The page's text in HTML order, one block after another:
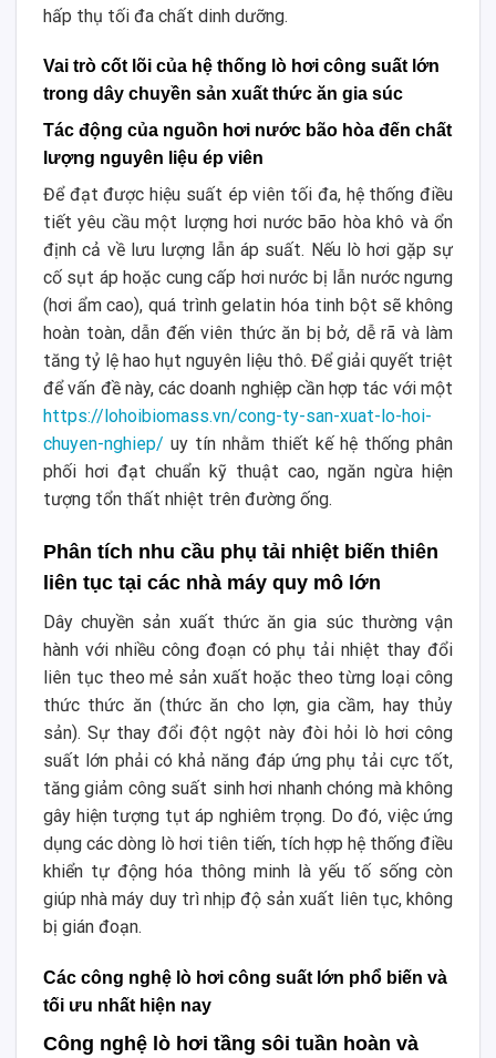
hấp thụ tối đa chất dinh dưỡng.
Vai trò cốt lõi của hệ thống lò hơi công suất lớn
trong dây chuyền sản xuất thức ăn gia súc
Tác động của nguồn hơi nước bão hòa đến chất
lượng nguyên liệu ép viên
Để đạt được hiệu suất ép viên tối đa, hệ thống điều
tiết yêu cầu một lượng hơi nước bão hòa khô và ổn
định cả về lưu lượng lẫn áp suất. Nếu lò hơi gặp sự
cố sụt áp hoặc cung cấp hơi nước bị lẫn nước ngưng
(hơi ẩm cao), quá trình gelatin hóa tinh bột sẽ không
hoàn toàn, dẫn đến viên thức ăn bị bở, dễ rã và làm
tăng tỷ lệ hao hụt nguyên liệu thô. Để giải quyết triệt
để vấn đề này, các doanh nghiệp cần hợp tác với một
https://lohoibiomass.vn/cong-ty-san-xuat-lo-hoi-
chuyen-nghiep/ uy tín nhằm thiết kế hệ thống phân
phối hơi đạt chuẩn kỹ thuật cao, ngăn ngừa hiện
tượng tổn thất nhiệt trên đường ống.
Phân tích nhu cầu phụ tải nhiệt biến thiên
liên tục tại các nhà máy quy mô lớn
Dây chuyền sản xuất thức ăn gia súc thường vận
hành với nhiều công đoạn có phụ tải nhiệt thay đổi
liên tục theo mẻ sản xuất hoặc theo từng loại công
thức thức ăn (thức ăn cho lợn, gia cầm, hay thủy
sản). Sự thay đổi đột ngột này đòi hỏi lò hơi công
suất lớn phải có khả năng đáp ứng phụ tải cực tốt,
tăng giảm công suất sinh hơi nhanh chóng mà không
gây hiện tượng tụt áp nghiêm trọng. Do đó, việc ứng
dụng các dòng lò hơi tiên tiến, tích hợp hệ thống điều
khiển tự động hóa thông minh là yếu tố sống còn
giúp nhà máy duy trì nhịp độ sản xuất liên tục, không
bị gián đoạn.
Các công nghệ lò hơi công suất lớn phổ biến và
tối ưu nhất hiện nay
Công nghệ lò hơi tầng sôi tuần hoàn và